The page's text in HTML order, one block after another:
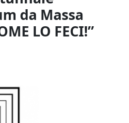
da Massa
LO FECI!”